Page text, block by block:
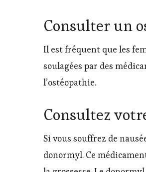
Consulter un
Il est fréquent que les
soulagées par des
l’ostéopathie.
Consultez
Si vous souffrez de
donormyl. Ce